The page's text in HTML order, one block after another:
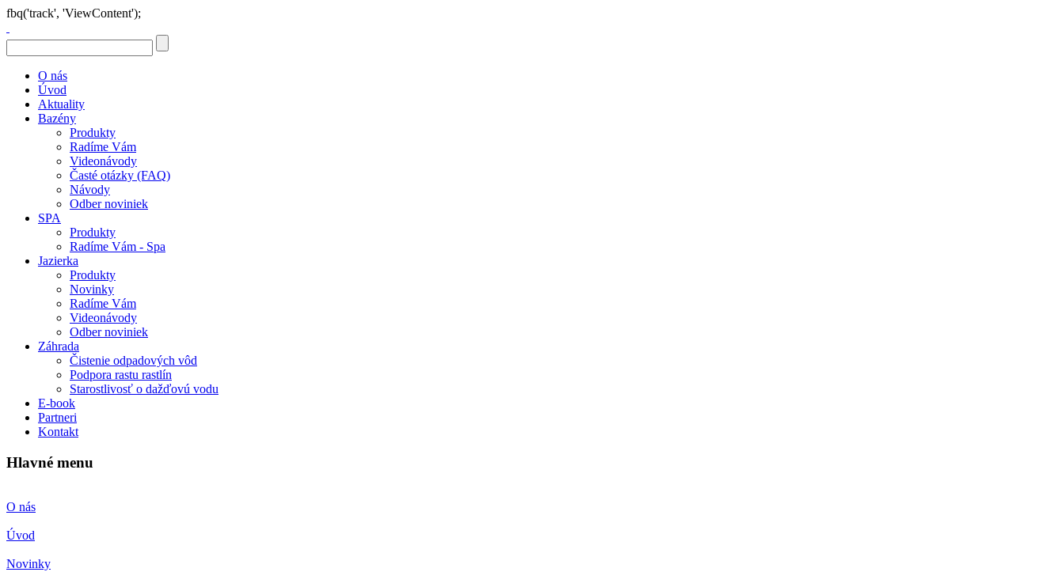
fbq('track', 'ViewContent');
O nás
Úvod
Aktuality
Bazény
Produkty
Radíme Vám
Videonávody
Časté otázky (FAQ)
Návody
Odber noviniek
SPA
Produkty
Radíme Vám - Spa
Jazierka
Produkty
Novinky
Radíme Vám
Videonávody
Odber noviniek
Záhrada
Čistenie odpadových vôd
Podpora rastu rastlín
Starostlivosť o dažďovú vodu
E-book
Partneri
Kontakt
Hlavné menu
O nás
Úvod
Novinky